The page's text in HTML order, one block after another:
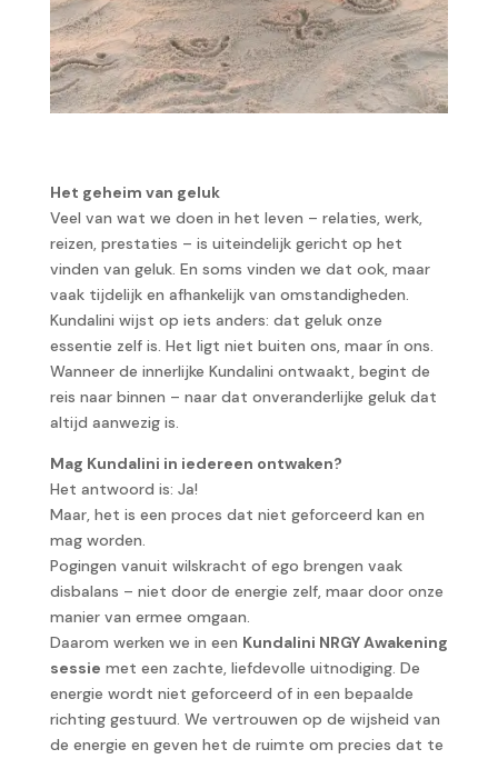
Het geheim van geluk
Veel van wat we doen in het leven – relaties, werk,
reizen, prestaties – is uiteindelijk gericht op het
vinden van geluk. En soms vinden we dat ook, maar
vaak tijdelijk en afhankelijk van omstandigheden.
Kundalini wijst op iets anders: dat geluk onze
essentie zelf is. Het ligt niet buiten ons, maar ín ons.
Wanneer de innerlijke Kundalini ontwaakt, begint de
reis naar binnen – naar dat onveranderlijke geluk dat
altijd aanwezig is.
Mag Kundalini in iedereen ontwaken?
Het antwoord is: Ja!
Maar, het is een proces dat niet geforceerd kan en
mag worden.
Pogingen vanuit wilskracht of ego brengen vaak
disbalans – niet door de energie zelf, maar door onze
manier van ermee omgaan.
Daarom werken we in een Kundalini NRGY Awakening
sessie met een zachte, liefdevolle uitnodiging. De
energie wordt niet geforceerd of in een bepaalde
richting gestuurd. We vertrouwen op de wijsheid van
de energie en geven het de ruimte om precies dat te